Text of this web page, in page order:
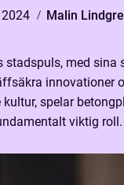
Malin
stadspuls, med sina
innovationer
kultur, spelar
viktig roll.